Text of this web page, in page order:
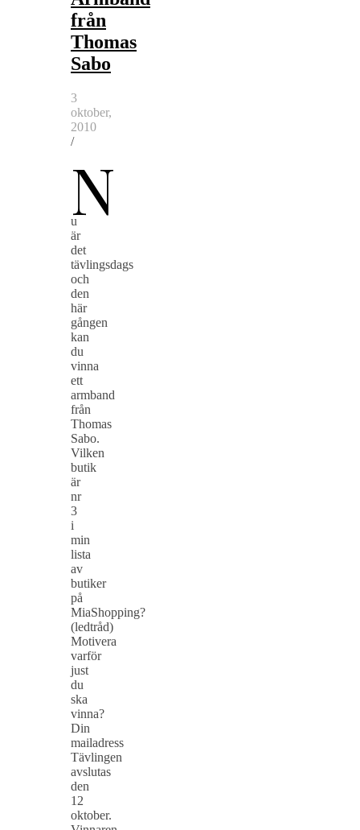
från
Thomas
Sabo
3
oktober,
2010
/
N
u
är
det
tävlingsdags
och
den
här
gången
kan
du
vinna
ett
armband
från
Thomas
Sabo.
Vilken
butik
är
nr
3
i
min
lista
av
butiker
på
MiaShopping?
(ledtråd)
Motivera
varför
just
du
ska
vinna?
Din
mailadress
Tävlingen
avslutas
den
12
oktober.